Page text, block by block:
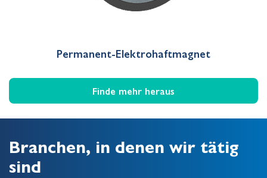
Permanent-Elektrohaftmagnet
Finde mehr heraus
Branchen, in denen wir tätig
sind